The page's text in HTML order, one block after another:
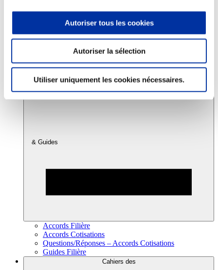
Autoriser tous les cookies
Autoriser la sélection
Utiliser uniquement les cookies nécessaires.
Consommation
Sécurité sanitaire
Juste rémunération et attractivité des métiers
Info-veille scientifique
Accords
& Guides
Accords Filière
Accords Cotisations
Questions/Réponses – Accords Cotisations
Guides Filière
Cahiers des